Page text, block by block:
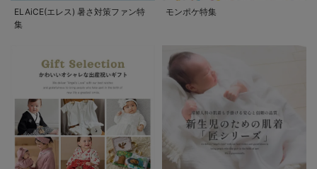
ELAiCE(エレス) 暑さ対策ファン特
集
モンポケ特集